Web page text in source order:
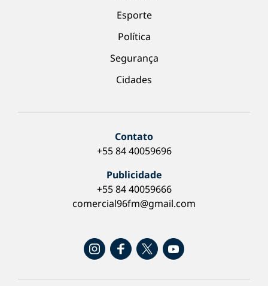
Esporte
Política
Segurança
Cidades
Contato
+55 84 40059696
Publicidade
+55 84 40059666
comercial96fm@gmail.com